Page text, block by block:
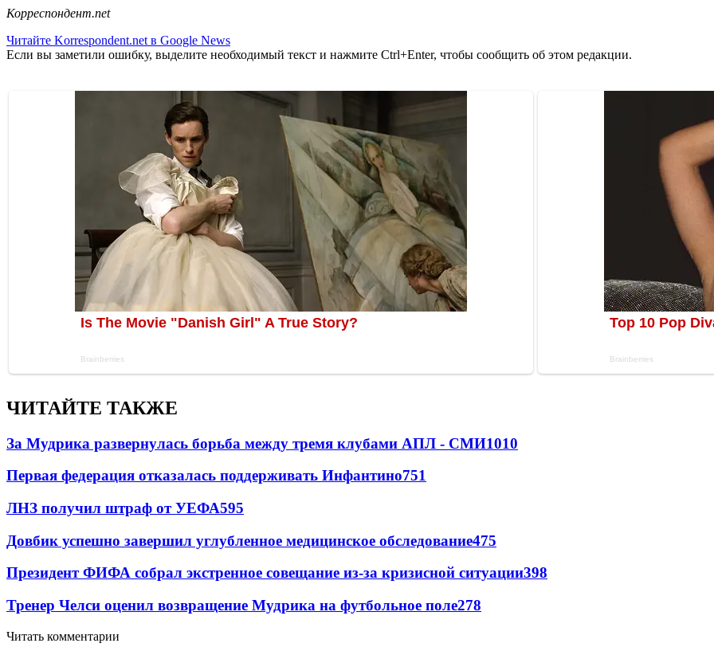
Корреспондент.net
Читайте Korrespondent.net в Google News
Если вы заметили ошибку, выделите необходимый текст и нажмите Ctrl+Enter, чтобы сообщить об этом редакции.
ЧИТАЙТЕ ТАКЖЕ
За Мудрика развернулась борьба между тремя клубами АПЛ - СМИ1010
Первая федерация отказалась поддерживать Инфантино751
ЛНЗ получил штраф от УЕФА595
Довбик успешно завершил углубленное медицинское обследование475
Президент ФИФА собрал экстренное совещание из-за кризисной ситуации398
Тренер Челси оценил возвращение Мудрика на футбольное поле278
Читать комментарии